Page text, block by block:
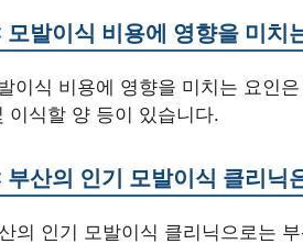
모발이식 비용에 영향을 미치
이식 비용에 영향을 미치는 요인
이식할 양 등이 있습니다.
부산의 인기 모발이식 클리닉
의 인기 모발이식 클리닉으로는